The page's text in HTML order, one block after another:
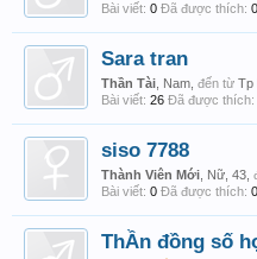
Bài viết: 0 Đã được thích: 0
Sara tran
Thần Tài , Nam, đến từ Tp
Bài viết: 26 Đã được thích:
siso 7788
Thành Viên Mới , Nữ, 43,
Bài viết: 0 Đã được thích: 0
ThẦn đồng số